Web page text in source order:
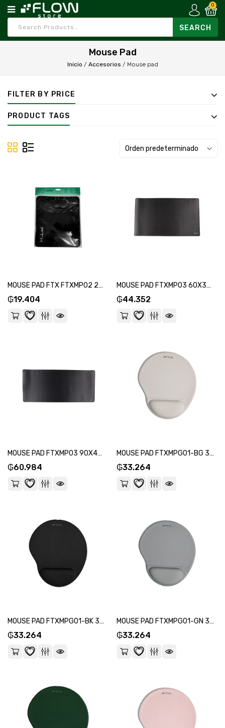
0
Mouse Pad
Inicio / Accesorios / Mouse pad
FILTER BY PRICE
PRODUCT TAGS
Orden predeterminado
MOUSE PAD FTX FTXMP02 20X24X0.3CM NEGRO-SKU:108799
₲19.404
MOUSE PAD FTXMP03 60X35CM NEGRO-SKU:124379
₲44.352
MOUSE PAD FTXMP03 90X40CM NEGRO-SKU:124386
₲60.984
MOUSE PAD FTXMPG01-BG 31X27CM CON APOYO DE MUÑECA EN GEL BEIGE-SKU:124348
₲33.264
MOUSE PAD FTXMPG01-BK 31X27CM CON APOYO DE MUÑECA GEL NEGRO 032632-SKU:131513
₲33.264
MOUSE PAD FTXMPG01-GN 31X27CM CON APOYO DE MUÑECA EN GEL GRIS-SKU:124324
₲33.264